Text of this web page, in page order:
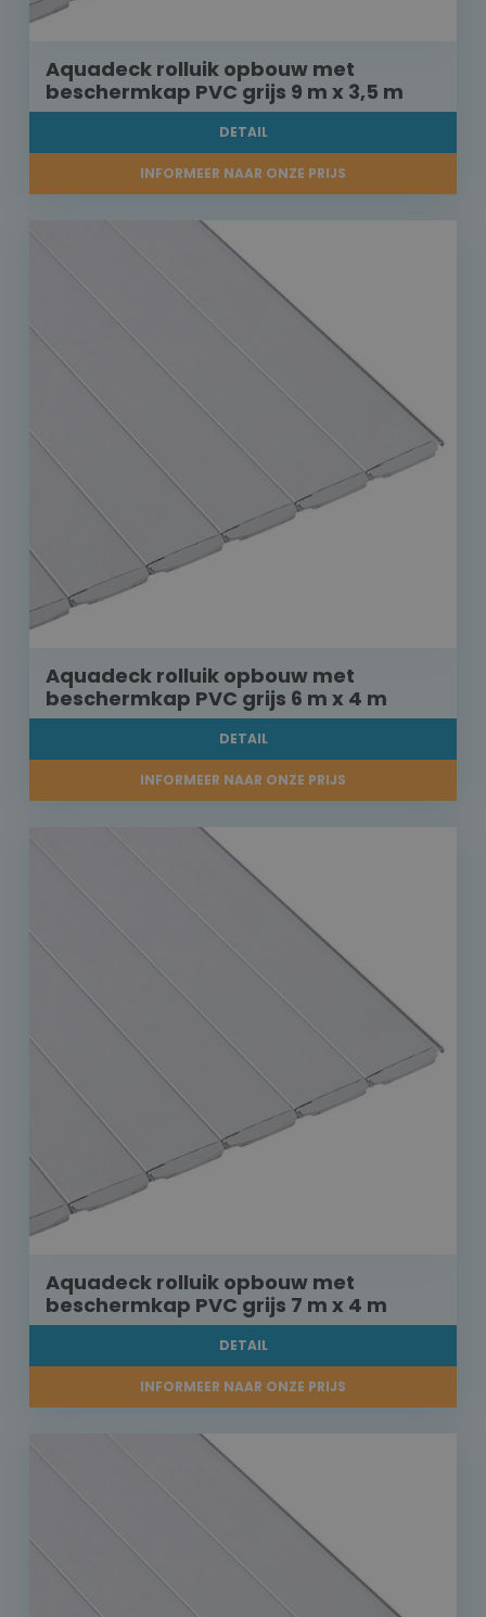
Aquadeck rolluik opbouw met
beschermkap PVC grijs 9 m x 3,5 m
DETAIL
INFORMEER NAAR ONZE PRIJS
Aquadeck rolluik opbouw met
beschermkap PVC grijs 6 m x 4 m
DETAIL
INFORMEER NAAR ONZE PRIJS
Aquadeck rolluik opbouw met
beschermkap PVC grijs 7 m x 4 m
DETAIL
INFORMEER NAAR ONZE PRIJS